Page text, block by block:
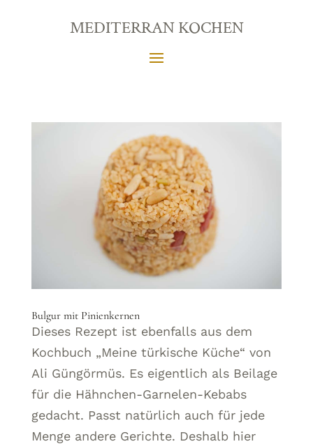
MEDITERRAN KOCHEN
Bulgur mit Pinienkernen
Dieses Rezept ist ebenfalls aus dem
Kochbuch „Meine türkische Küche“ von
Ali Güngörmüs. Es eigentlich als Beilage
für die Hähnchen-Garnelen-Kebabs
gedacht. Passt natürlich auch für jede
Menge andere Gerichte. Deshalb hier